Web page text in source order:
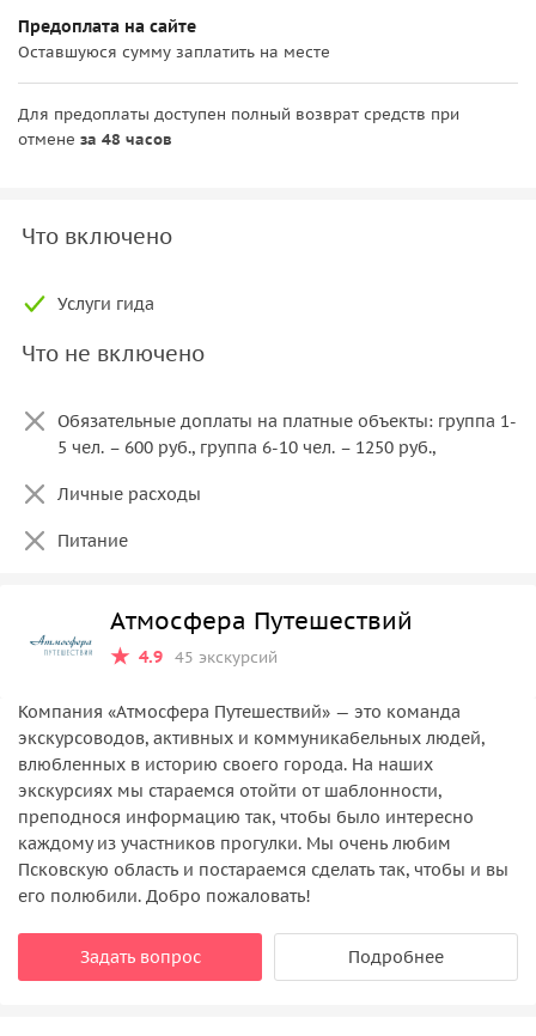
Предоплата на сайте
Оставшуюся сумму заплатить на месте
Для предоплаты доступен полный возврат средств при
отмене за 48 часов
Что включено
Услуги гида
Что не включено
Обязательные доплаты на платные объекты: группа 1-
5 чел. – 600 руб., группа 6-10 чел. – 1250 руб.,
Личные расходы
Питание
Атмосфера Путешествий
4.9 45 экскурсий
Компания «Атмосфера Путешествий» — это команда
экскурсоводов, активных и коммуникабельных людей,
влюбленных в историю своего города. На наших
экскурсиях мы стараемся отойти от шаблонности,
преподнося информацию так, чтобы было интересно
каждому из участников прогулки. Мы очень любим
Псковскую область и постараемся сделать так, чтобы и вы
его полюбили. Добро пожаловать!
Задать вопрос Подробнее